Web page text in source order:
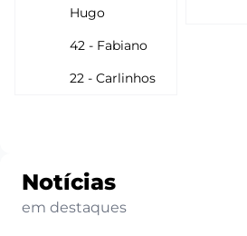
Hugo
42 - Fabiano
22 - Carlinhos
Notícias
em destaques